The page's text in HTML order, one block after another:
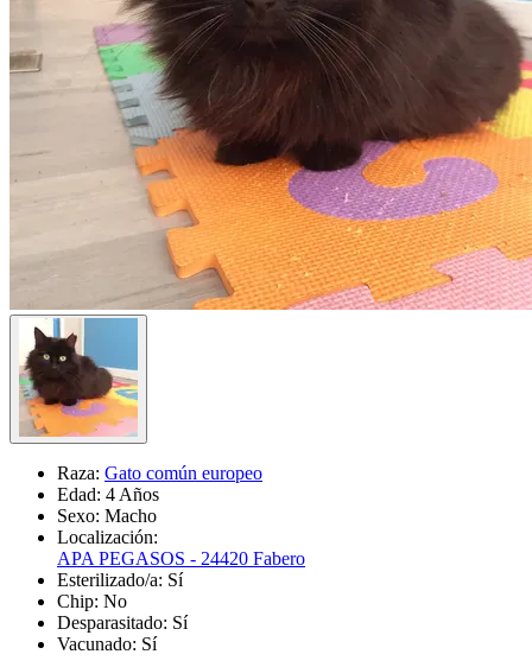
Raza: Gato común europeo
Edad: 4 Años
Sexo: Macho
Localización:
APA PEGASOS - 24420 Fabero
Esterilizado/a: Sí
Chip: No
Desparasitado: Sí
Vacunado: Sí